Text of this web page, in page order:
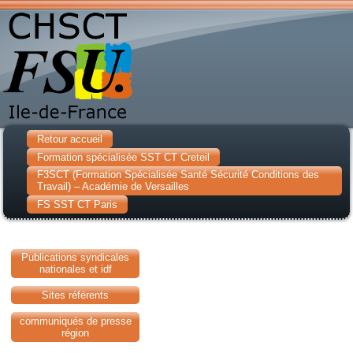
Retour accueil
Formation spécialisée SST CT Creteil
F3SCT (Formation Spécialisée Santé Sécurité Conditions des
Travail) – Académie de Versailles
FS SST CT Paris
Publications syndicales
nationales et idf
Sites référents
communiqués de presse
région